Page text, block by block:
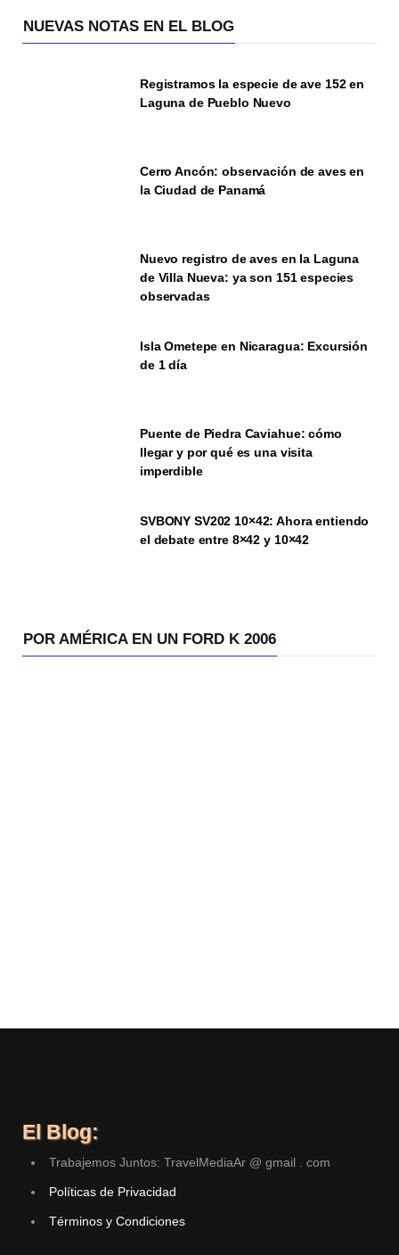
NUEVAS NOTAS EN EL BLOG
Registramos la especie de ave 152 en
Laguna de Pueblo Nuevo
Cerro Ancón: observación de aves en
la Ciudad de Panamá
Nuevo registro de aves en la Laguna
de Villa Nueva: ya son 151 especies
observadas
Isla Ometepe en Nicaragua: Excursión
de 1 día
Puente de Piedra Caviahue: cómo
llegar y por qué es una visita
imperdible
SVBONY SV202 10×42: Ahora entiendo
el debate entre 8×42 y 10×42
POR AMÉRICA EN UN FORD K 2006
El Blog:
Trabajemos Juntos: TravelMediaAr @ gmail . com
Políticas de Privacidad
Términos y Condiciones